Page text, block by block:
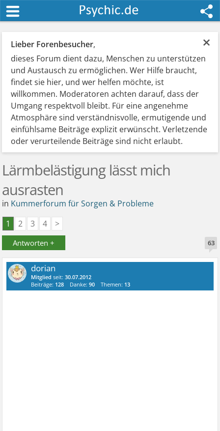
×
Lieber Forenbesucher,
dieses Forum dient dazu, Menschen zu unterstützen
und Austausch zu ermöglichen. Wer Hilfe braucht,
findet sie hier, und wer helfen möchte, ist
willkommen. Moderatoren achten darauf, dass der
Umgang respektvoll bleibt. Für eine angenehme
Atmosphäre sind verständnisvolle, ermutigende und
einfühlsame Beiträge explizit erwünscht. Verletzende
oder verurteilende Beiträge sind nicht erlaubt.
Lärmbelästigung lässt mich
ausrasten
in Kummerforum für Sorgen & Probleme
1
2 3 4 >
Antworten + 63
dorian
Mitglied seit:30.07.2012
Beiträge: 128 Danke:90 Themen: 13